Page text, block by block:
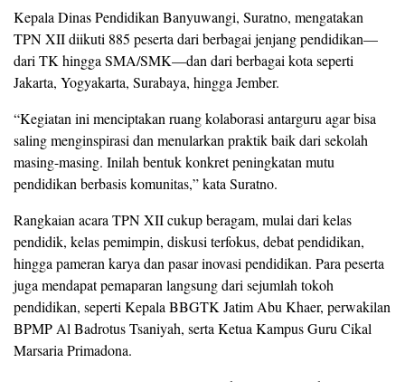
Kepala Dinas Pendidikan Banyuwangi, Suratno, mengatakan
TPN XII diikuti 885 peserta dari berbagai jenjang pendidikan—
dari TK hingga SMA/SMK—dan dari berbagai kota seperti
Jakarta, Yogyakarta, Surabaya, hingga Jember.
“Kegiatan ini menciptakan ruang kolaborasi antarguru agar bisa
saling menginspirasi dan menularkan praktik baik dari sekolah
masing-masing. Inilah bentuk konkret peningkatan mutu
pendidikan berbasis komunitas,” kata Suratno.
Rangkaian acara TPN XII cukup beragam, mulai dari kelas
pendidik, kelas pemimpin, diskusi terfokus, debat pendidikan,
hingga pameran karya dan pasar inovasi pendidikan. Para peserta
juga mendapat pemaparan langsung dari sejumlah tokoh
pendidikan, seperti Kepala BBGTK Jatim Abu Khaer, perwakilan
BPMP Al Badrotus Tsaniyah, serta Ketua Kampus Guru Cikal
Marsaria Primadona.